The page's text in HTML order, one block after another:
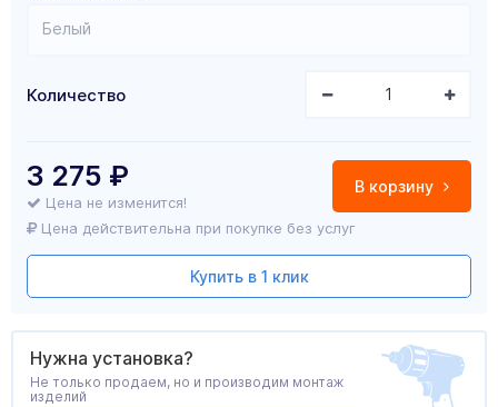
Белый
Количество
В корзину
3 275 ₽
Цена не изменится!
Цена действительна при покупке без услуг
Купить в 1 клик
Нужна установка?
Не только продаем, но и производим монтаж
изделий